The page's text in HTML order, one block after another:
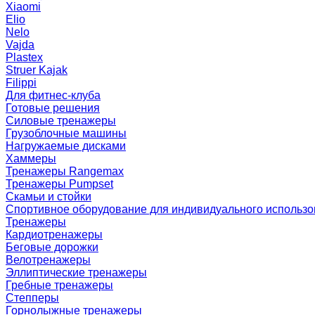
Xiaomi
Elio
Nelo
Vajda
Plastex
Struer Kajak
Filippi
Для фитнес-клуба
Готовые решения
Силовые тренажеры
Грузоблочные машины
Нагружаемые дисками
Хаммеры
Тренажеры Rangemax
Тренажеры Pumpset
Скамьи и стойки
Спортивное оборудование для индивидуального
Тренажеры
Кардиотренажеры
Беговые дорожки
Велотренажеры
Эллиптические тренажеры
Гребные тренажеры
Степперы
Горнолыжные тренажеры